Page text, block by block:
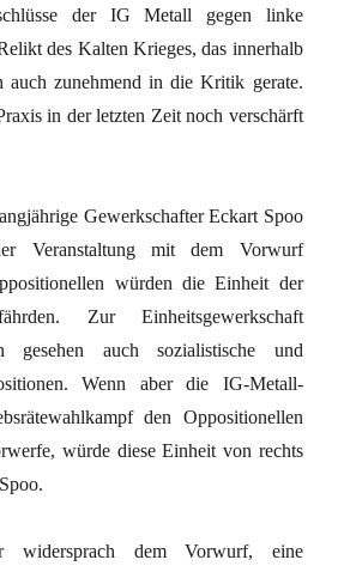
der IG Metall gegen linke
des Kalten Krieges, das innerhalb
auch zunehmend in die Kritik gerate.
in der letzten Zeit noch verschärft
Gewerkschafter Eckart Spoo
Veranstaltung mit dem Vorwurf
würden die Einheit der
Zur Einheitsgewerkschaft
gesehen auch sozialistische und
Wenn aber die IG-Metall-
den Oppositionellen
würde diese Einheit von rechts
widersprach dem Vorwurf, eine